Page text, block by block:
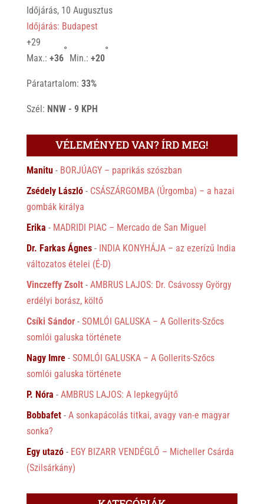
Időjárás, 10 Augusztus
Időjárás: Budapest
+29
Max.: +36
°
Min.: +20
°
Páratartalom: 33%
Szél: NNW - 9 KPH
VÉLEMÉNYED VAN? ÍRD MEG!
Manitu- BORJÚAGY – paprikás szószban
Zsédely László- CSÁSZÁRGOMBA (Úrgomba) – a hazai
gombák királya
Erika - MADRIDI PIAC – Mercado de San Miguel
Dr. Farkas Ágnes- INDIA KONYHÁJA – az ezerízű India
változatos ételei (É-D)
Vinczeffy Zsolt- AMBRUS LAJOS: Dr. Csávossy György
erdélyi borász, költő
Csíki Sándor- SOMLÓI GALUSKA – A Gollerits-Szőcs
somlói galuska története
Nagy Imre- SOMLÓI GALUSKA – A Gollerits-Szőcs
somlói galuska története
P. Nóra - AMBRUS LAJOS: A lepkegyűjtő
Bobbafet- A sonkapácolás titkai, avagy van-e magyar
sonka?
Egy utazó- EGY BIZARR VENDÉGLŐ – Micheller Csárda
(Szilsárkány)